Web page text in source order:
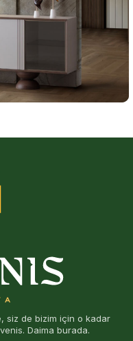
siz de bizim için o kadar
Daima burada.